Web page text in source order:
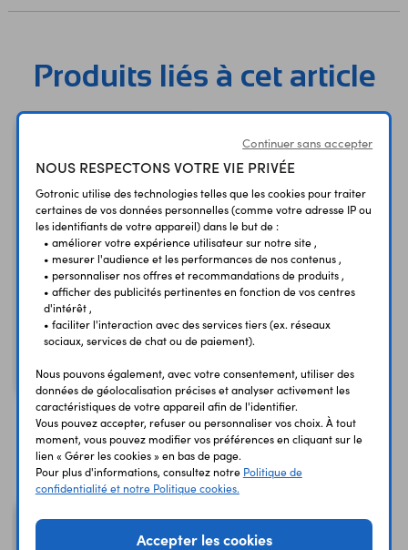
Produits liés à cet article
Shield E/S Gravity V7
DFR0265
7,92 € HT Code : 31575
Vous avez déja consulté
Continuer sans accepter
NOUS RESPECTONS VOTRE VIE PRIVÉE
Gotronic utilise des technologies telles que les cookies pour traiter
certaines de vos données personnelles (comme votre adresse IP ou
les identifiants de votre appareil) dans le but de :
• améliorer votre expérience utilisateur sur notre site ,
• mesurer l'audience et les performances de nos contenus ,
• personnaliser nos offres et recommandations de produits ,
• afficher des publicités pertinentes en fonction de vos centres
d'intérêt ,
• faciliter l'interaction avec des services tiers (ex. réseaux
sociaux, services de chat ou de paiement).
Nous pouvons également, avec votre consentement, utiliser des
données de géolocalisation précises et analyser activement les
caractéristiques de votre appareil afin de l'identifier.
Vous pouvez accepter, refuser ou personnaliser vos choix. À tout
moment, vous pouvez modifier vos préférences en cliquant sur le
lien « Gérer les cookies » en bas de page.
Pour plus d'informations, consultez notre Politique de
confidentialité et notre Politique cookies.
Accepter les cookies